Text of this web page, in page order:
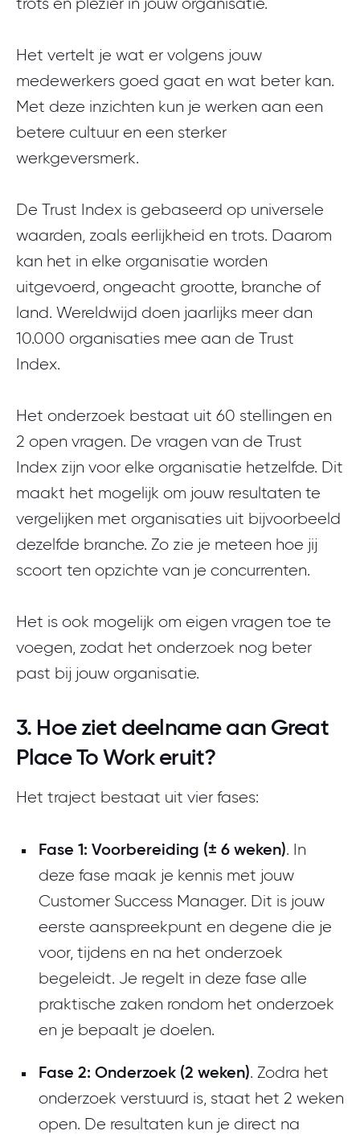
Het vertelt je wat er volgens jouw
medewerkers goed gaat en wat beter kan.
Met deze inzichten kun je werken aan een
betere cultuur en een sterker
werkgeversmerk.
De Trust Index is gebaseerd op universele
waarden, zoals eerlijkheid en trots. Daarom
kan het in elke organisatie worden
uitgevoerd, ongeacht grootte, branche of
land. Wereldwijd doen jaarlijks meer dan
10.000 organisaties mee aan de Trust
Index.
Het onderzoek bestaat uit 60 stellingen en
2 open vragen. De vragen van de Trust
Index zijn voor elke organisatie hetzelfde. Dit
maakt het mogelijk om jouw resultaten te
vergelijken met organisaties uit bijvoorbeeld
dezelfde branche. Zo zie je meteen hoe jij
scoort ten opzichte van je concurrenten.
Het is ook mogelijk om eigen vragen toe te
voegen, zodat het onderzoek nog beter
past bij jouw organisatie.
3. Hoe ziet deelname aan Great
Place To Work eruit?
Het traject bestaat uit vier fases:
Fase 1: Voorbereiding (± 6 weken). In
deze fase maak je kennis met jouw
Customer Success Manager. Dit is jouw
eerste aanspreekpunt en degene die je
voor, tijdens en na het onderzoek
begeleidt. Je regelt in deze fase alle
praktische zaken rondom het onderzoek
en je bepaalt je doelen.
Fase 2: Onderzoek (2 weken). Zodra het
onderzoek verstuurd is, staat het 2 weken
open. De resultaten kun je direct na